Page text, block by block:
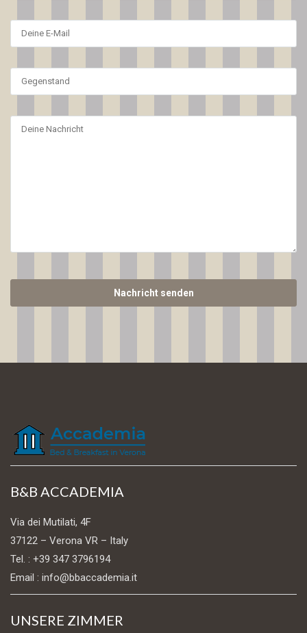
B&B ACCADEMIA
Via dei Mutilati, 4F
37122 – Verona VR – Italy
Tel. : +39 347 3796194
Email : info@bbaccademia.it
UNSERE ZIMMER